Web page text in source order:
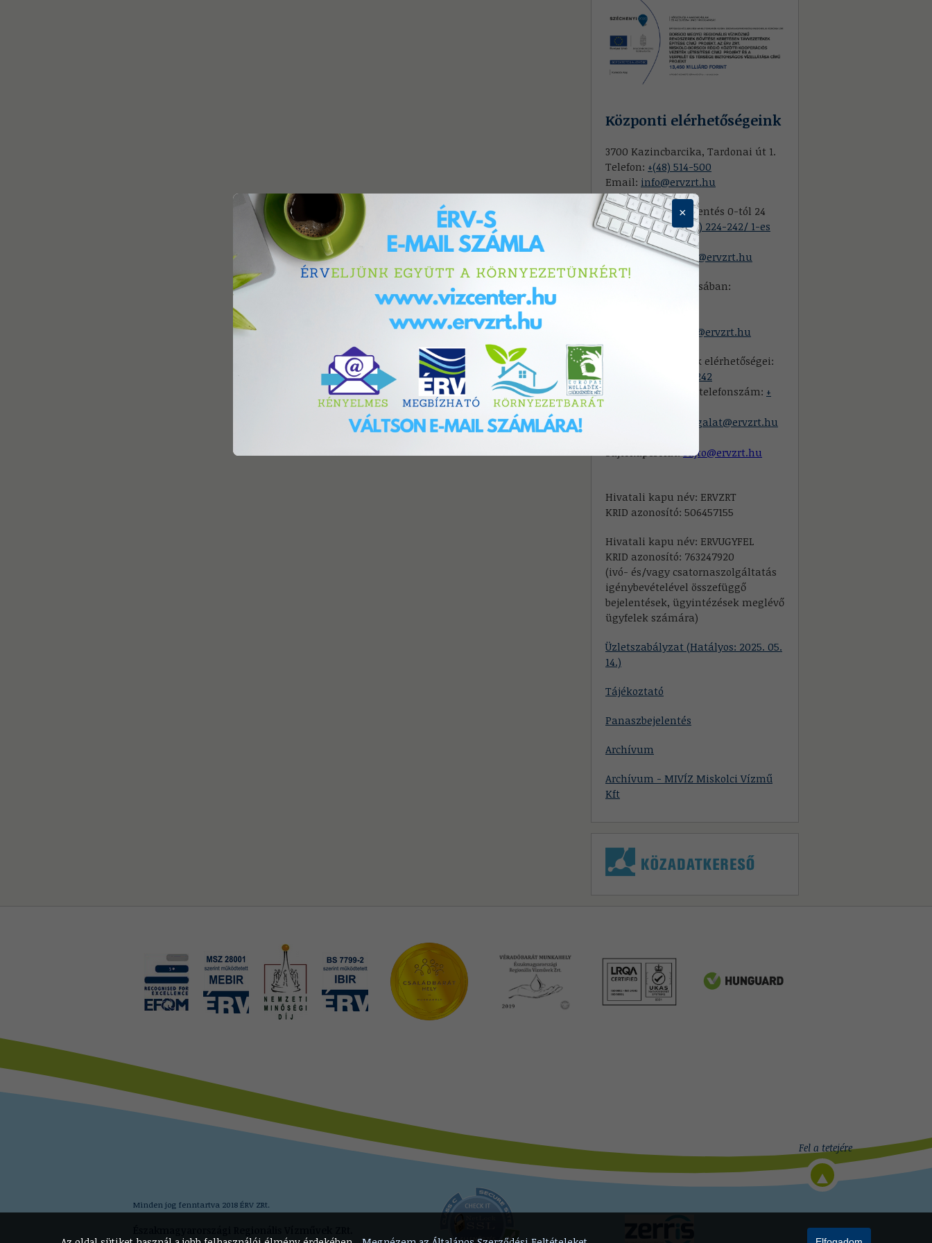
Központi elérhetőségeink
3700 Kazincbarcika, Tardonai út 1.
Telefon: +(48) 514-500
Email: info@ervzrt.hu
Központi hibabejelentés 0-tól 24
óráig: Telefon:+(80) 224-242/ 1-es
menüpont
diszpecser@ervzrt.hu
Miskolc vonatkozásában:
diszpecsermiskolc@ervzrt.hu
Ügyfélszolgálatunk elérhetőségei:
+(80) 224-242
Külföldről hívható telefonszám: +
ugyfelszolgalat@ervzrt.hu
Sajtókapcsolat:sajto@ervzrt.hu
Hivatali kapu név: ERVZRT
KRID azonosító: 506457155
Hivatali kapu név: ERVUGYFEL
KRID azonosító: 763247920
(ivó- és/vagy csatornaszolgáltatás
igénybevételével összefüggő
bejelentések, ügyintézések meglévő
ügyfelek számára)
Üzletszabályzat (Hatályos: 2025. 05.
14.)
Tájékoztató
Panaszbejelentés
Archívum
Archívum - MIVÍZ Miskolci Vízmű
Kft
Minden jog fenntartva 2018 ÉRV ZRt.
×